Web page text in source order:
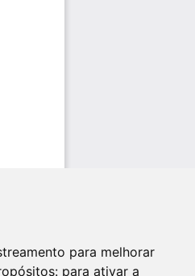
para melhorar
para ativar a